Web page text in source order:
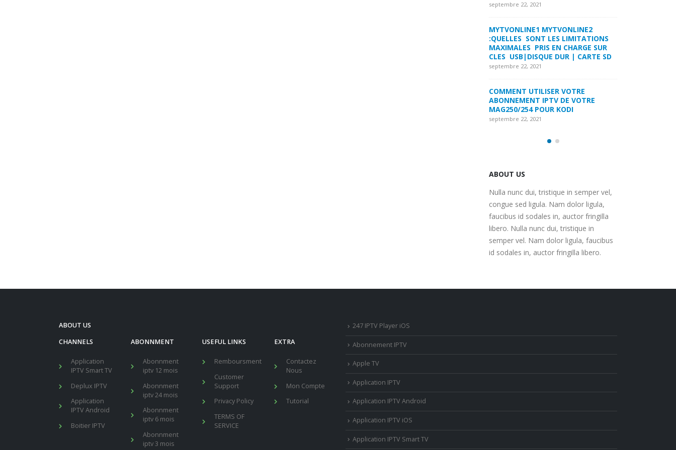
LA FORMULER Z8 ET Z ALPHA
COMMENT SUPPRIMER
L’HISTORIQUE DES LISTES DE
SURVEILLANCE VOD?
septembre 22, 2021
FREEBOX : CHANGER DE CANAL WIFI
POUR OPTIMISER VOTRE
CONNECTION INTERNET
septembre 22, 2021
ABOUT US
Nulla nunc dui, tristique in semper vel,
congue sed ligula. Nam dolor ligula,
faucibus id sodales in, auctor fringilla
libero. Nulla nunc dui, tristique in
semper vel. Nam dolor ligula, faucibus
id sodales in, auctor fringilla libero.
ABOUT US
CHANNELS
Application
IPTV Smart TV
Deplux IPTV
Application
IPTV Android
Boitier IPTV
ABONNMENT
Abonnment
iptv 12 mois
Abonnment
iptv 24 mois
Abonnment
iptv 6 mois
Abonnment
iptv 3 mois
USEFUL LINKS
Remboursment
Customer
Support
Privacy Policy
TERMS OF
SERVICE
EXTRA
Contactez
Nous
Mon Compte
Tutorial
247 IPTV Player iOS
Abonnement IPTV
Apple TV
Application IPTV
Application IPTV Android
Application IPTV iOS
Application IPTV Smart TV